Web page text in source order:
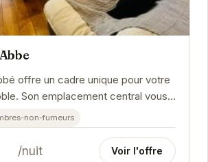
offre un cadre unique pour votre
Son emplacement central vous
facilement les attractions de...
non-fumeurs
/nuit Voir l'offre